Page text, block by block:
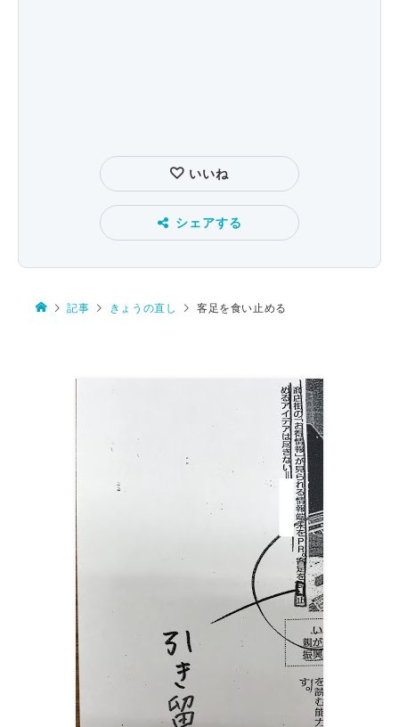
いいね
シェアする
記事 きょうの直し 客足を食い止める